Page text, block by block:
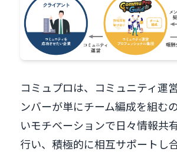
コミュプロは、コミュニティ運
ンバーが単にチーム編成を組む
いモチベーションで日々情報共
行い、積極的に相互サポートし